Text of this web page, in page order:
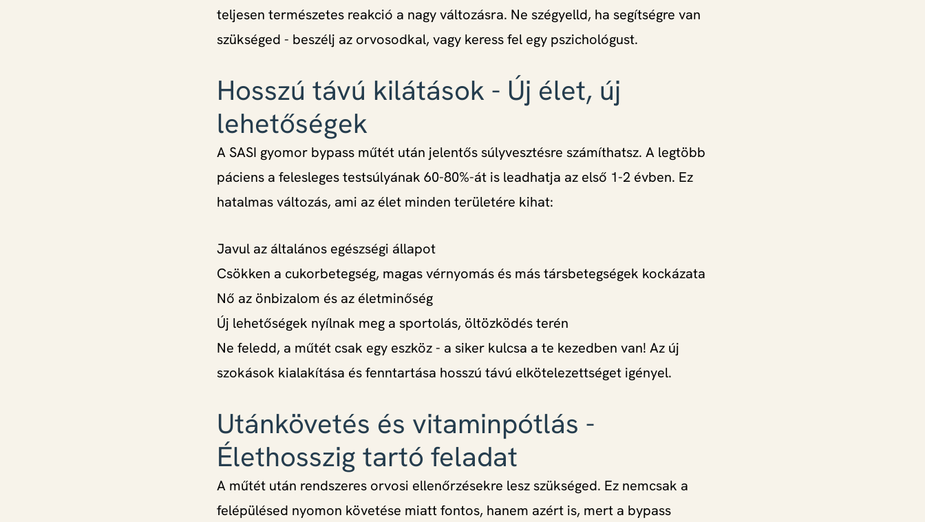
teljesen természetes reakció a nagy változásra. Ne szégyelld, ha segítségre van
szükséged - beszélj az orvosodkal, vagy keress fel egy pszichológust.
Hosszú távú kilátások - Új élet, új
lehetőségek
A SASI gyomor bypass műtét után jelentős súlyvesztésre számíthatsz. A legtöbb
páciens a felesleges testsúlyának 60-80%-át is leadhatja az első 1-2 évben. Ez
hatalmas változás, ami az élet minden területére kihat:
Javul az általános egészségi állapot
Csökken a cukorbetegség, magas vérnyomás és más társbetegségek kockázata
Nő az önbizalom és az életminőség
Új lehetőségek nyílnak meg a sportolás, öltözködés terén
Ne feledd, a műtét csak egy eszköz - a siker kulcsa a te kezedben van! Az új
szokások kialakítása és fenntartása hosszú távú elkötelezettséget igényel.
Utánkövetés és vitaminpótlás -
Élethosszig tartó feladat
A műtét után rendszeres orvosi ellenőrzésekre lesz szükséged. Ez nemcsak a
felépülésed nyomon követése miatt fontos, hanem azért is, mert a bypass